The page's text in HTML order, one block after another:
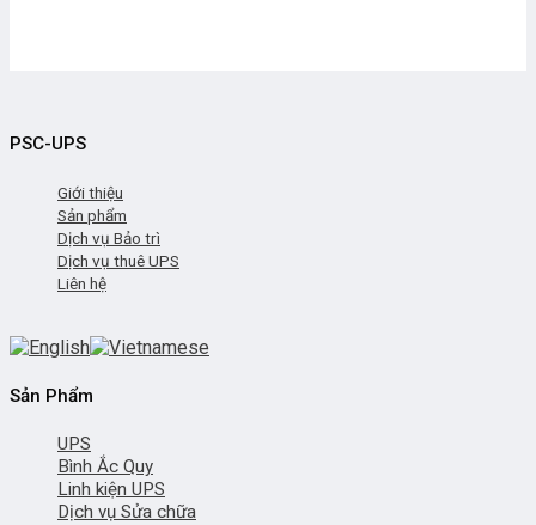
PSC-UPS
Giới thiệu
Sản phẩm
Dịch vụ Bảo trì
Dịch vụ thuê UPS
Liên hệ
Sản Phẩm
UPS
Bình Ắc Quy
Linh kiện UPS
Dịch vụ Sửa chữa